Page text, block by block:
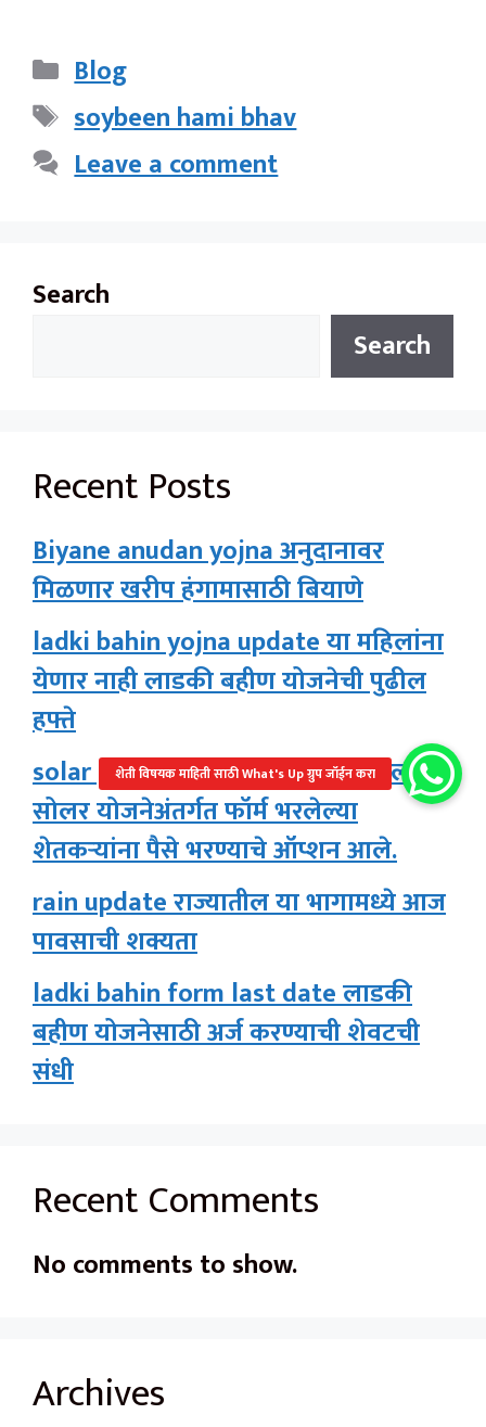
Categories
Blog
Tags
soybeen hami bhav
Leave a comment
Search
Search
Recent Posts
Biyane anudan yojna अनुदानावर
मिळणार खरीप हंगामासाठी बियाणे
ladki bahin yojna update या महिलांना
येणार नाही लाडकी बहीण योजनेची पुढील
हफ्ते
solar payment update मागेल त्याला
सोलर योजनेअंतर्गत फॉर्म भरलेल्या
शेतकऱ्यांना पैसे भरण्याचे ऑप्शन आले.
rain update राज्यातील या भागामध्ये आज
पावसाची शक्यता
ladki bahin form last date लाडकी
बहीण योजनेसाठी अर्ज करण्याची शेवटची
संधी
Recent Comments
No comments to show.
Archives